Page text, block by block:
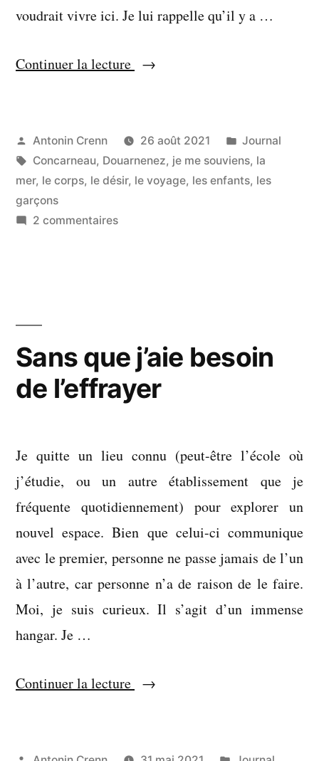
voudrait vivre ici. Je lui rappelle qu’il y a …
Continuer la lecture « Comment
les
autres
et
Publié
par
Antonin Crenn 26 août 2021
Publié
dans
Journal
Étiquettes :
Concarneau, Douarnenez, je me souviens, la
mer, le corps, le désir, le voyage, les enfants, les
garçons
2 commentairessur
comment
se
Sans que j’aie besoin
de l’effrayer
Je quitte un lieu connu (peut-être l’école où
j’étudie, ou un autre établissement que je
fréquente quotidiennement) pour explorer un
nouvel espace. Bien que celui-ci communique
avec le premier, personne ne passe jamais de l’un
à l’autre, car personne n’a de raison de le faire.
Moi, je suis curieux. Il s’agit d’un immense
hangar. Je …
Continuer la lecture « Sans